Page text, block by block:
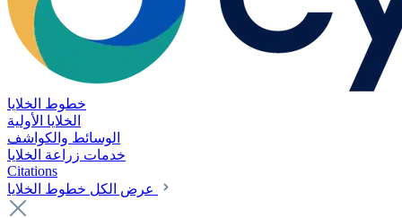
خطوط الخلايا
الخلايا الأولية
الوسائط والكواشف
خدمات زراعة الخلايا
Citations